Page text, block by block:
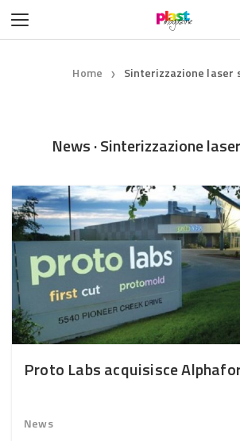
Home ❯ Sinterizzazione laser
News · Sinterizzazione
Proto Labs acquisisce
News